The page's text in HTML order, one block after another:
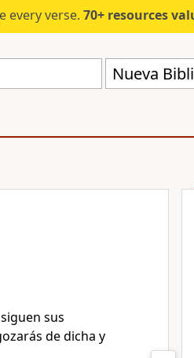
every verse. 70+ resources valued at
Nueva
sus
de dicha y